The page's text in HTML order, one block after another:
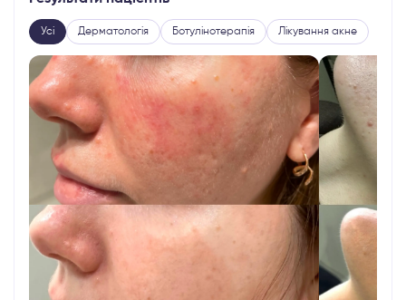
Усі Дерматологія Ботулінотерапія Лікування акне